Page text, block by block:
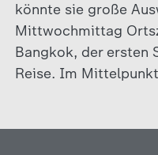
könnte sie große
Mittwochmittag
Bangkok, der ersten
Reise. Im